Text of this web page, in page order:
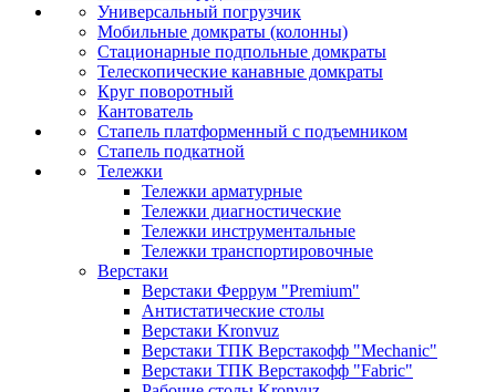
Универсальный погрузчик
Мобильные домкраты (колонны)
Стационарные подпольные домкраты
Телескопические канавные домкраты
Круг поворотный
Кантователь
Стапель платформенный с подъемником
Стапель подкатной
Тележки
Тележки арматурные
Тележки диагностические
Тележки инструментальные
Тележки транспортировочные
Верстаки
Верстаки Феррум "Premium"
Антистатические столы
Верстаки Kronvuz
Верстаки ТПК Верстакофф "Mechanic"
Верстаки ТПК Верстакофф "Fabric"